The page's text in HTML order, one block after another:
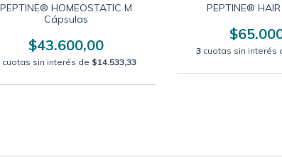
PEPTINE® HOMEOSTATIC M
Cápsulas
$43.600,00
cuotas sin interés de $14.533,33
PEPTINE®
3 cuotas sin interés